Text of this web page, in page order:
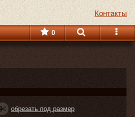
Контакты
0
обрезать под размер